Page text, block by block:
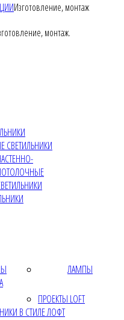
Изготовление, монтаж
монтаж.
СВЕТИЛЬНИКИ
ЛАМПЫ
ПРОЕКТЫ LOFT
В СТИЛЕ ЛОФТ